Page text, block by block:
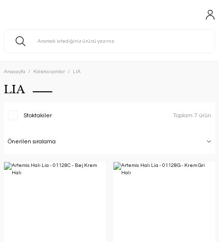
Anasayfa Koleksiyonlar LIA
LIA
Stoktakiler Toplam 7 ürün